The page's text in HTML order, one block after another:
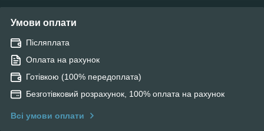
Умови оплати
Післяплата
Оплата на рахунок
Готівкою (100% передоплата)
Безготівковий розрахунок, 100% оплата на рахунок
Всі умови оплати